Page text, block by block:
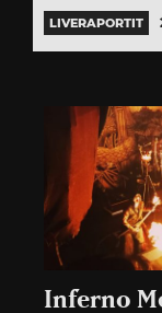
LIVERAPORTIT
Inferno